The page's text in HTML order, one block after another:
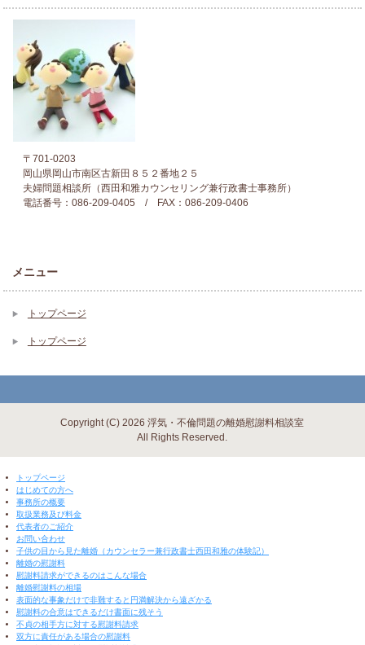
〒701-0203
岡山県岡山市南区古新田８５２番地２５
夫婦問題相談所（西田和雅カウンセリング兼行政書士事務所）
電話番号：086-209-0405 / FAX：086-209-0406
メニュー
トップページ
トップページ
Copyright (C) 2026 浮気・不倫問題の離婚慰謝料相談室
All Rights Reserved.
トップページ
はじめての方へ
事務所の概要
取扱業務及び料金
代表者のご紹介
お問い合わせ
子供の目から見た離婚（カウンセラー兼行政書士西田和雅の体験記）
離婚の慰謝料
慰謝料請求ができるのはこんな場合
離婚慰謝料の相場
表面的な事象だけで非難すると円満解決から遠ざかる
慰謝料の合意はできるだけ書面に残そう
不貞の相手方に対する慰謝料請求
双方に責任がある場合の慰謝料